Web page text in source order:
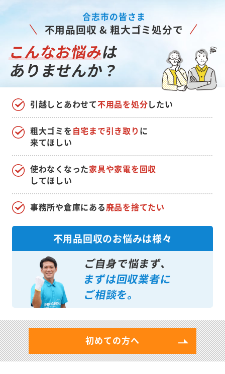
合志市の皆さま
不用品回収 & 粗大ゴミ処分で
こんなお悩みは
ありませんか？
引越しとあわせて不用品を処分したい
使わなくなった家具や家電を回収
してほしい
粗大ゴミを自宅まで引き取り に
来てほしい
事務所や倉庫にある廃品を捨てたい
不用品回収のお悩みは様々
ご自身で悩まず、
まずは回収業者に
ご相談を。
初めての方へ